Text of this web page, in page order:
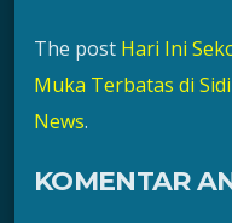
The post Hari Ini
Muka Terbatas di
News.
KOMENTAR